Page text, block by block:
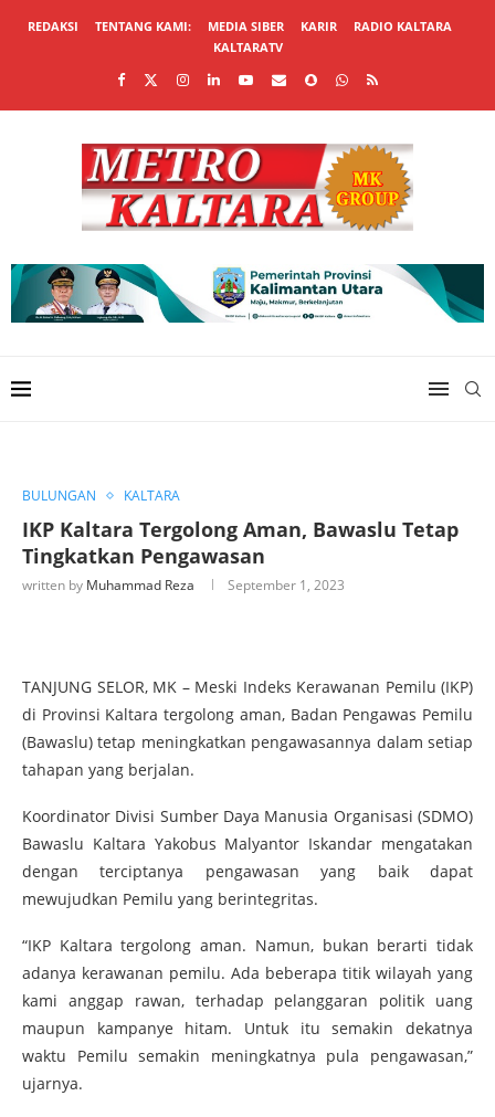
REDAKSI TENTANG KAMI: MEDIA SIBER KARIR
RADIO KALTARA
KALTARATV
BULUNGAN KALTARA
IKP Kaltara Tergolong Aman, Bawaslu Tetap
Tingkatkan Pengawasan
written by Muhammad Reza September 1, 2023
TANJUNG SELOR, MK – Meski Indeks Kerawanan Pemilu (IKP)
di Provinsi Kaltara tergolong aman, Badan Pengawas Pemilu
(Bawaslu) tetap meningkatkan pengawasannya dalam setiap
tahapan yang berjalan.
Koordinator Divisi Sumber Daya Manusia Organisasi (SDMO)
Bawaslu Kaltara Yakobus Malyantor Iskandar mengatakan
dengan terciptanya pengawasan yang baik dapat
mewujudkan Pemilu yang berintegritas.
“IKP Kaltara tergolong aman. Namun, bukan berarti tidak
adanya kerawanan pemilu. Ada beberapa titik wilayah yang
kami anggap rawan, terhadap pelanggaran politik uang
maupun kampanye hitam. Untuk itu semakin dekatnya
waktu Pemilu semakin meningkatnya pula pengawasan,”
ujarnya.